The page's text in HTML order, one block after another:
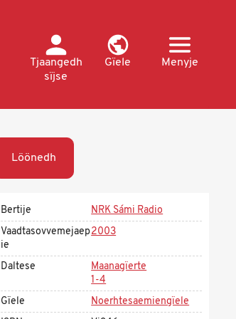
Tjaangedh
sïjse
Gïele Menyje
Löönedh
Bertije
NRK Sámi Radio
Vaadtasovvemejaep
ie
2003
Daltese
Maanagïerte
1-4
Gïele
Noerhtesaemiengïele